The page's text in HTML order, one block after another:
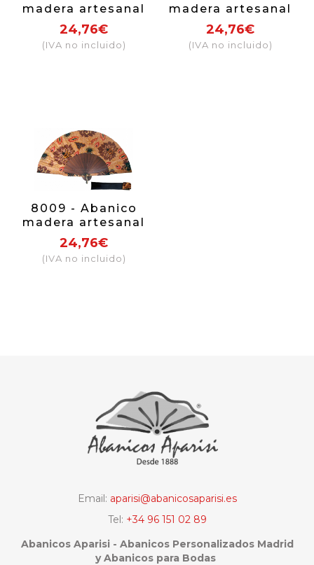
madera artesanal
24,76€
(IVA no incluido)
madera artesanal
24,76€
(IVA no incluido)
8009 - Abanico
madera artesanal
24,76€
(IVA no incluido)
Email: aparisi@abanicosaparisi.es
Tel: +34 96 151 02 89
Abanicos Aparisi - Abanicos Personalizados Madrid
y Abanicos para Bodas